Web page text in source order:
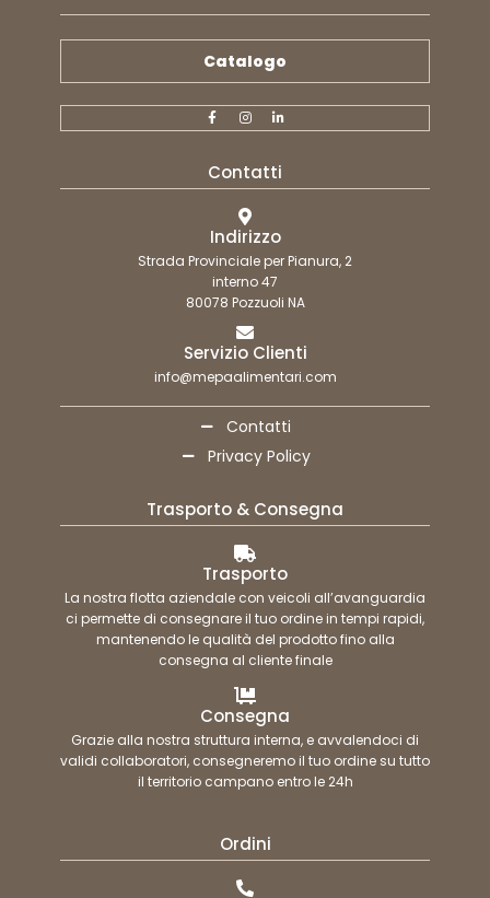
Catalogo
Contatti
Indirizzo
Strada Provinciale per Pianura, 2
interno 47
80078 Pozzuoli NA
Servizio Clienti
info@mepaalimentari.com
Contatti
Privacy Policy
Trasporto & Consegna
Trasporto
La nostra flotta aziendale con veicoli all’avanguardia
ci permette di consegnare il tuo ordine in tempi rapidi,
mantenendo le qualità del prodotto fino alla
consegna al cliente finale
Consegna
Grazie alla nostra struttura interna, e avvalendoci di
validi collaboratori, consegneremo il tuo ordine su tutto
il territorio campano entro le 24h
Ordini